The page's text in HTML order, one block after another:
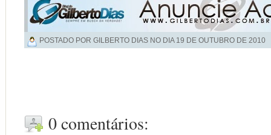
POSTADO POR GILBERTO DIAS NO DIA 19 DE OUTUBRO DE 2010
0 comentários: